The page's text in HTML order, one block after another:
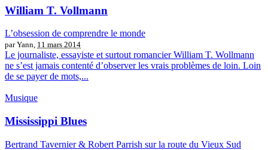
William T. Vollmann
L’obsession de comprendre le monde
par Yann, 11 mars 2014
Le journaliste, essayiste et surtout romancier William T. Wollmann
ne s’est jamais contenté d’observer les vrais problèmes de loin. Loin
de se payer de mots,...
Musique
Mississippi Blues
Bertrand Tavernier & Robert Parrish sur la route du Vieux Sud